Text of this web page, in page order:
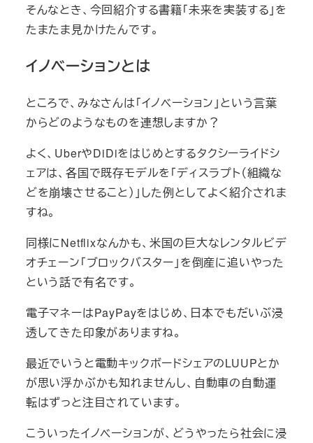
そんなとき、今回紹介する書籍「未来を実装する」を
たまたま見かけたんです。
イノベーションとは
ところで、みなさんは「イノベーション」という言葉
からどのようなものを連想しますか？
よく、UberやDiDiをはじめとするタクシーライドシ
ェアは、各国で既存モデルを「ディスラプト（組織な
どを崩壊させること）」した例としてよく紹介されま
すね。
同様にNetflixなんかも、米国の巨大なレンタルビデ
オチェーン「ブロックバスター」を倒産に追いやった
という話で有名です。
電子マネーはPayPayをはじめ、日本でもだいぶ浸
透してきた印象がありますね。
最近でいうと電動キックボードシェアのLUUPとか
が思い浮かぶかも知れませんし、自動車の自動運
転はずっと注目されています。
こういったイノベーションが、どうやったら社会に浸